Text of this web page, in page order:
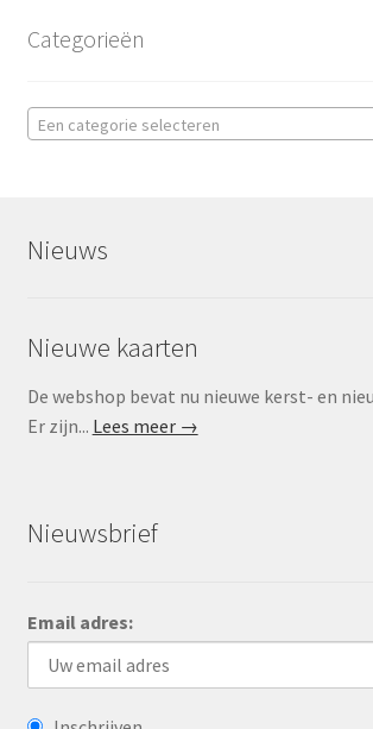
Categorieën
Een categorie selecteren
Nieuws
Nieuwe kaarten
De webshop bevat nu nieuwe kerst- en
Er zijn... Lees meer →
Nieuwsbrief
Email adres: